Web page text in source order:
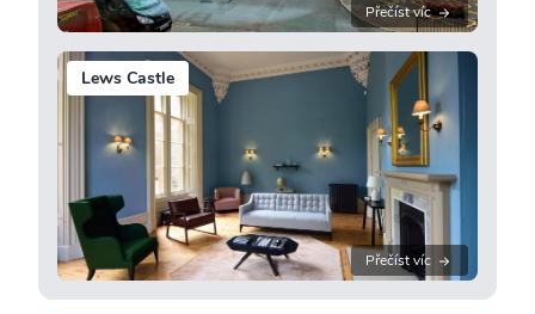
Přečíst víc
Lews Castle
Přečíst víc